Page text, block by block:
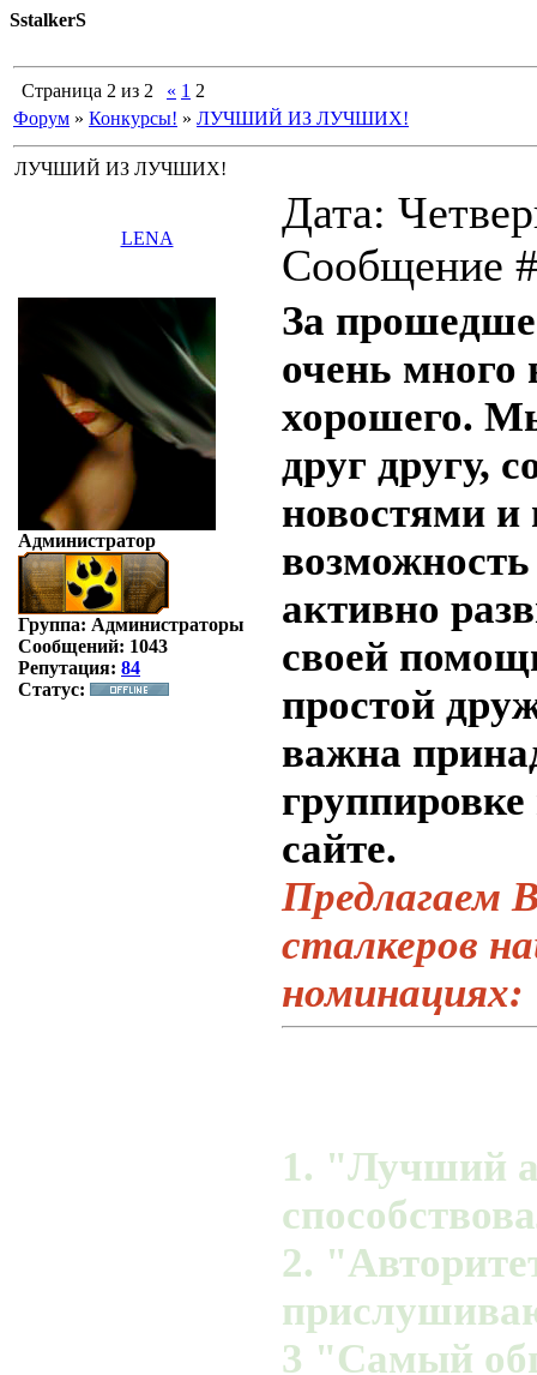
SstalkerS
Страница 2 из 2 « 1 2
Форум » Конкурсы! » ЛУЧШИЙ ИЗ ЛУЧШИХ!
ЛУЧШИЙ ИЗ ЛУЧШИХ!
LENA
Дата:
Сообщение
Администратор
Группа: Администраторы
Сообщений: 1043
Репутация: 84
Статус:
За
очень много
хорошего.
друг другу,
новостями и
активно
своей
простой
важна
сайте.
Предлагаем
сталкеров
номинациях:
1. "Лучший
2.
3 "Самый